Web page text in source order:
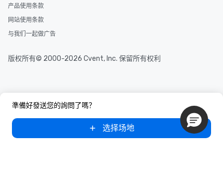
準備好發送您的詢問了嗎？
选择场地
产品使用条款
网站使用条款
与我们一起做广告
版权所有© 2000-2026 Cvent, Inc. 保留所有权利